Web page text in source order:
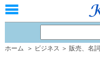
ホーム ＞ ビジネス ＞ 販売、 名詞